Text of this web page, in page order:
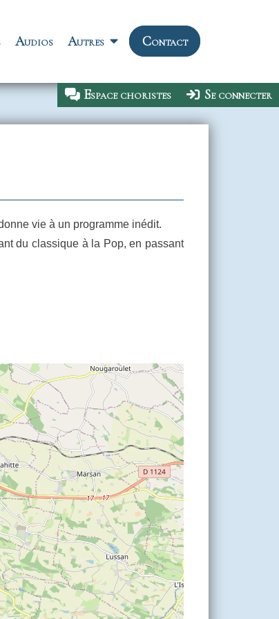
Audios Autres Contact
Menu de
Espace choristes Se connecter
vie à un programme inédit.
du classique à la Pop, en passant